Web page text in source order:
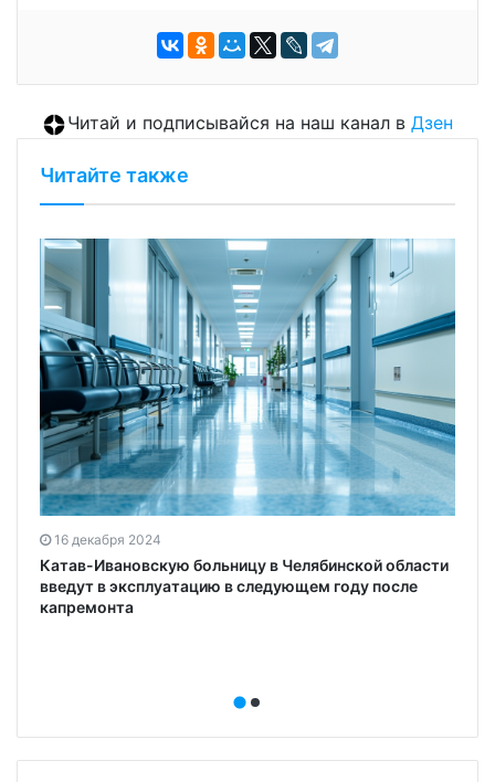
Читай и подписывайся на наш канал в Дзен
Читайте также
16 декабря 2024
Катав-Ивановскую больницу в Челябинской области
введут в эксплуатацию в следующем году после
капремонта